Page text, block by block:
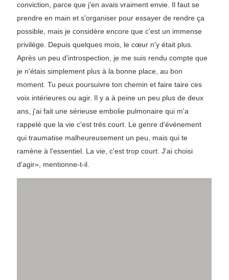
conviction, parce que j'en avais vraiment envie. Il faut se
prendre en main et s'organiser pour essayer de rendre ça
possible, mais je considère encore que c'est un immense
privilège. Depuis quelques mois, le cœur n'y était plus.
Après un peu d'introspection, je me suis rendu compte que
je n'étais simplement plus à la bonne place, au bon
moment. Tu peux poursuivre ton chemin et faire taire ces
voix intérieures ou agir. Il y a à peine un peu plus de deux
ans, j'ai fait une sérieuse embolie pulmonaire qui m'a
rappelé que la vie c'est très court. Le genre d'événement
qui traumatise malheureusement un peu, mais qui te
ramène à l'essentiel. La vie, c'est trop court. J'ai choisi
d'agir», mentionne-t-il.